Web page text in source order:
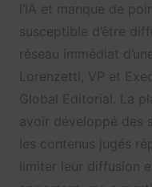
l’IA et manque de
susceptible d’être
réseau immédiat
Lorenzetti, VP et
Global Editorial. La
avoir développé des
les contenus jugés
limiter leur diffusion